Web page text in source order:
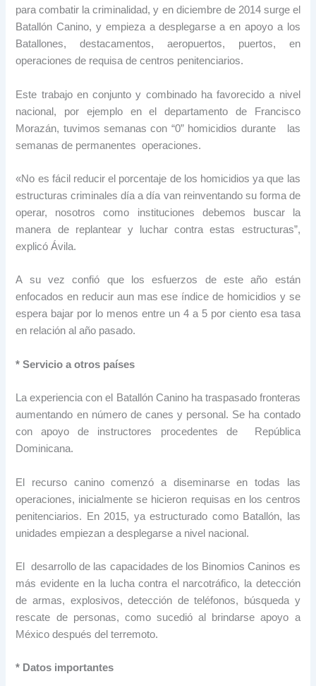
para combatir la criminalidad, y en diciembre de 2014 surge el
Batallón Canino, y empieza a desplegarse a en apoyo a los
Batallones, destacamentos, aeropuertos, puertos, en
operaciones de requisa de centros penitenciarios.
Este trabajo en conjunto y combinado ha favorecido a nivel
nacional, por ejemplo en el departamento de Francisco
Morazán, tuvimos semanas con “0” homicidios durante las
semanas de permanentes operaciones.
«No es fácil reducir el porcentaje de los homicidios ya que las
estructuras criminales día a día van reinventando su forma de
operar, nosotros como instituciones debemos buscar la
manera de replantear y luchar contra estas estructuras”,
explicó Ávila.
A su vez confió que los esfuerzos de este año están
enfocados en reducir aun mas ese índice de homicidios y se
espera bajar por lo menos entre un 4 a 5 por ciento esa tasa
en relación al año pasado.
* Servicio a otros países
La experiencia con el Batallón Canino ha traspasado fronteras
aumentando en número de canes y personal. Se ha contado
con apoyo de instructores procedentes de República
Dominicana.
El recurso canino comenzó a diseminarse en todas las
operaciones, inicialmente se hicieron requisas en los centros
penitenciarios. En 2015, ya estructurado como Batallón, las
unidades empiezan a desplegarse a nivel nacional.
El desarrollo de las capacidades de los Binomios Caninos es
más evidente en la lucha contra el narcotráfico, la detección
de armas, explosivos, detección de teléfonos, búsqueda y
rescate de personas, como sucedió al brindarse apoyo a
México después del terremoto.
* Datos importantes